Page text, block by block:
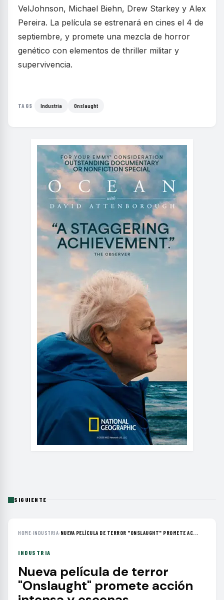
VelJohnson, Michael Biehn, Drew Starkey y Alex
Pereira. La película se estrenará en cines el 4 de
septiembre, y promete una mezcla de horror
genético con elementos de thriller militar y
supervivencia.
TAGS Industria Onslaught
SIGUIENTE
HOME›INDUSTRIA› NUEVA PELÍCULA DE TERROR "ONSLAUGHT" PROMETE AC...
INDUSTRIA
Nueva película de terror
"Onslaught" promete acción